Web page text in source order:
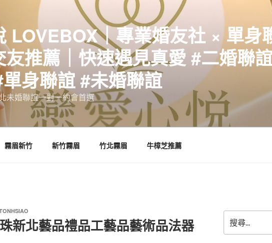
LOVEBOX｜專業婚友社 × 單身
友推薦｜快速遇見真愛 #二婚聯
身聯誼 #未婚聯誼
未婚聯誼一對一約會首選
霧眉新竹 新竹霧眉 竹北霧眉 牛樟芝推薦
新北藝品禮品工藝品藝術品法器
尋
關